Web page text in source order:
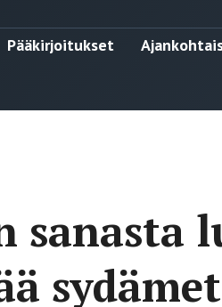
Pääkirjoitukset
sanasta
sydämet